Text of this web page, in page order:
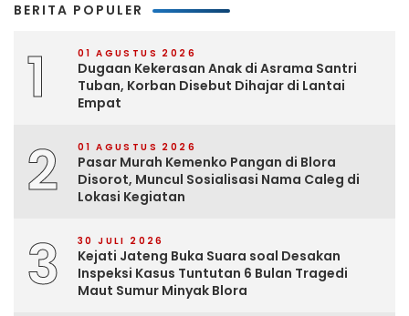
BERITA POPULER
1 01 AGUSTUS 2026
Dugaan Kekerasan Anak di Asrama Santri
Tuban, Korban Disebut Dihajar di Lantai
Empat
2 01 AGUSTUS 2026
Pasar Murah Kemenko Pangan di Blora
Disorot, Muncul Sosialisasi Nama Caleg di
Lokasi Kegiatan
3 30 JULI 2026
Kejati Jateng Buka Suara soal Desakan
Inspeksi Kasus Tuntutan 6 Bulan Tragedi
Maut Sumur Minyak Blora